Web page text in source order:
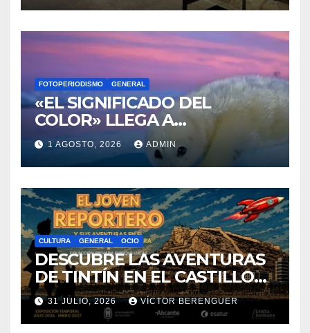
CULTURA ENOLOGÍA FOTOPERIODISMO
3000 AÑOS DE CULTURA DEL
VINO DE ALICANTE
RENACEN EN EL CASTILLO
DE SANTA BÁRBARA
6 AGOSTO, 2026 MARICHEL LÓPEZ
FOTOPERIODISMO GENERAL
«EL SIGNIFICADO DEL
COLOR» LLEGA A
VILLAJOYOSA
1 AGOSTO, 2026 ADMIN